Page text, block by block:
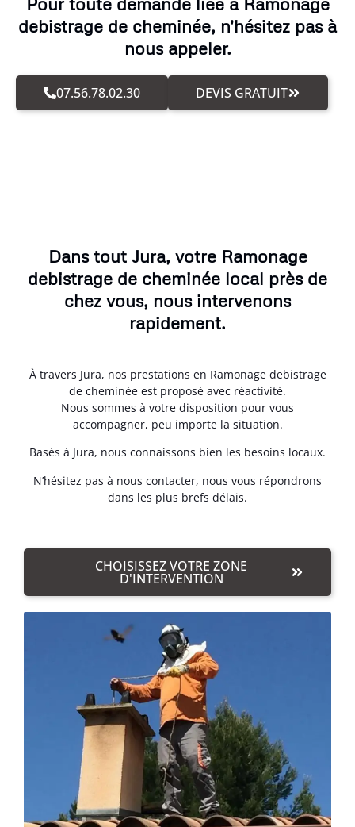
debistrage de cheminée, n'hésitez pas à
nous appeler.
07.56.78.02.30 DEVIS GRATUIT
Dans tout Jura, votre Ramonage
debistrage de cheminée local près de
chez vous, nous intervenons
rapidement.
À travers Jura, nos prestations en Ramonage debistrage
de cheminée est proposé avec réactivité.
Nous sommes à votre disposition pour vous
accompagner, peu importe la situation.
Basés à Jura, nous connaissons bien les besoins locaux.
N’hésitez pas à nous contacter, nous vous répondrons
dans les plus brefs délais.
CHOISISSEZ VOTRE ZONE
D'INTERVENTION